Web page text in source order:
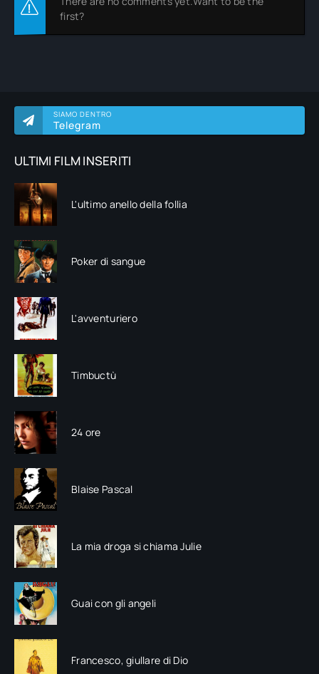
SIAMO DENTRO
Telegram
ULTIMI FILM INSERITI
L'ultimo anello della follia
Poker di sangue
L'avventuriero
Timbuctù
24 ore
Blaise Pascal
La mia droga si chiama Julie
Guai con gli angeli
Francesco, giullare di Dio
first?